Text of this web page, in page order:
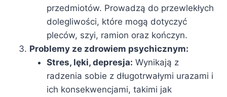
przedmiotów. Prowadzą do przewlekłych
dolegliwości, które mogą dotyczyć
pleców, szyi, ramion oraz kończyn.
Problemy ze zdrowiem psychicznym:
Stres, lęki, depresja: Wynikają z
radzenia sobie z długotrwałymi urazami i
ich konsekwencjami, takimi jak